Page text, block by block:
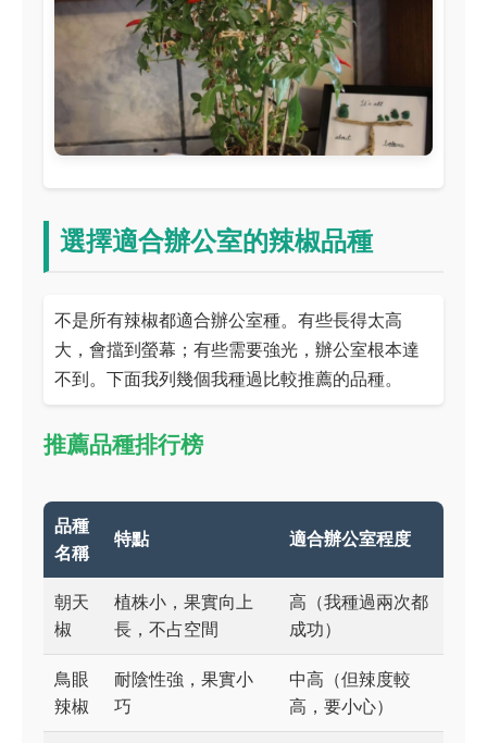
選擇適合辦公室的辣椒品種
不是所有辣椒都適合辦公室種。有些長得太高
大，會擋到螢幕；有些需要強光，辦公室根本達
不到。下面我列幾個我種過比較推薦的品種。
推薦品種排行榜
品種
名稱
特點 適合辦公室程度
朝天
椒
植株小，果實向上
長，不占空間
高（我種過兩次都
成功）
鳥眼
辣椒
耐陰性強，果實小
巧
中高（但辣度較
高，要小心）